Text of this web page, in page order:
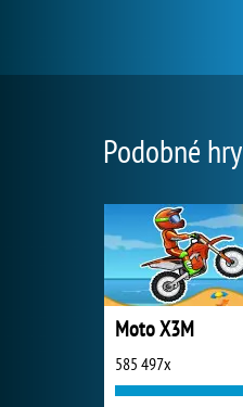
Podobné hry
Moto X3M
585 497x